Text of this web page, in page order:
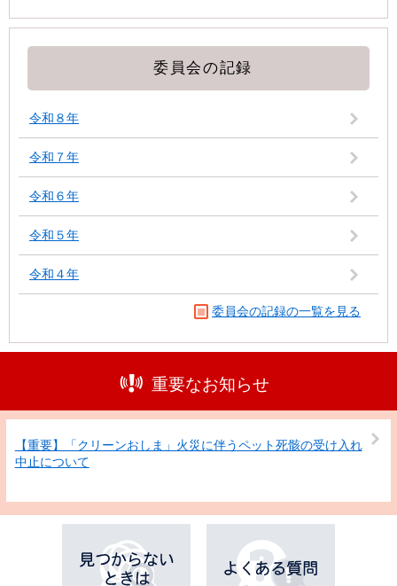
委員会の記録
令和８年
令和７年
令和６年
令和５年
令和４年
委員会の記録の一覧を見る
重要なお知らせ
【重要】「クリーンおしま」火災に伴うペット死骸の受け入れ
中止について